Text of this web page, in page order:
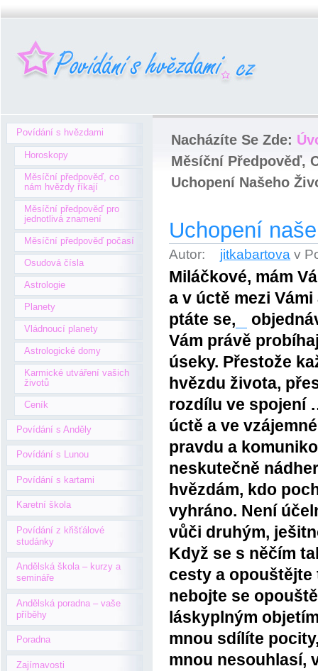
Nacházíte Se Zde:
Měsíční Předpověď,
Uchopení Našeho
Uchopení
Autor: jitkabartova v
Miláčkové, mám
a v úctě mezi
ptáte se,
Vám právě
úseky. Přestože
hvězdu života,
rozdílu ve spojení
úctě a ve
pravdu a
neskutečně
hvězdám, kdo
vyhráno. Není
vůči druhým,
Když se s něčím
cesty a opouštějte
nebojte se
láskyplným
mnou sdílíte
mnou nesouhlasí,
Povídání s hvězdami
Horoskopy
Měsíční předpověď, co
nám hvězdy říkají
Měsíční předpověď pro
jednotlivá znamení
Měsíční předpověď počasí
Osudová čísla
Astrologie
Planety
Vládnoucí planety
Astrologické domy
Karmické utváření vašich
životů
Ceník
Povídání s Anděly
Povídání s Lunou
Povídání s kartami
Karetní škola
Povídání z křišťálové
studánky
Andělská škola – kurzy a
semináře
Andělská poradna – vaše
příběhy
Poradna
Zajímavosti